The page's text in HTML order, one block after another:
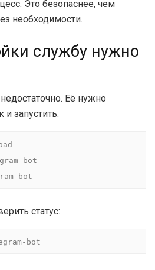
Это безопаснее, чем
необходимости.
службу нужно
Её нужно
и запустить.
bot
bot
статус:
bot